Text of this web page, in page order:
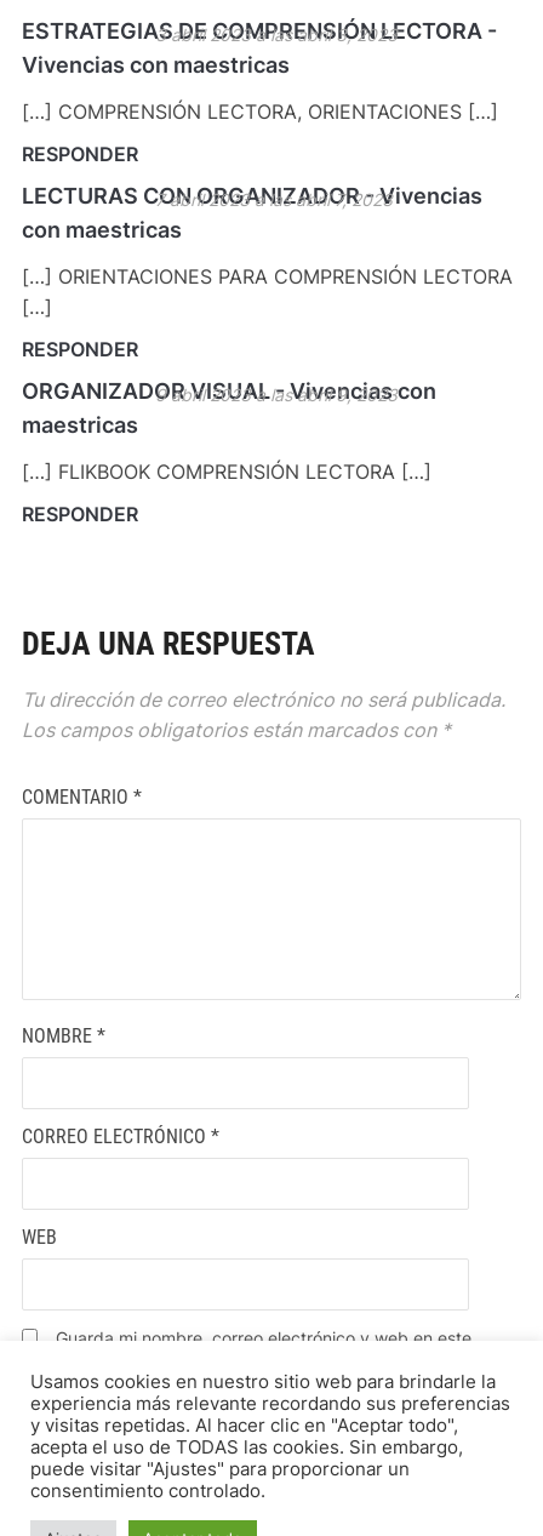
ESTRATEGIAS DE COMPRENSIÓN LECTORA -
Vivencias con maestricas
3 abril 2023 a las abril 3, 2023
[…] COMPRENSIÓN LECTORA, ORIENTACIONES […]
RESPONDER
LECTURAS CON ORGANIZADOR - Vivencias
con maestricas
7 abril 2023 a las abril 7, 2023
[…] ORIENTACIONES PARA COMPRENSIÓN LECTORA
[…]
RESPONDER
ORGANIZADOR VISUAL - Vivencias con
maestricas
9 abril 2023 a las abril 9, 2023
[…] FLIKBOOK COMPRENSIÓN LECTORA […]
RESPONDER
DEJA UNA RESPUESTA
Tu dirección de correo electrónico no será publicada.
Los campos obligatorios están marcados con *
COMENTARIO *
NOMBRE *
CORREO ELECTRÓNICO *
WEB
Guarda mi nombre, correo electrónico y web en este
Usamos cookies en nuestro sitio web para brindarle la
experiencia más relevante recordando sus preferencias
y visitas repetidas. Al hacer clic en "Aceptar todo",
acepta el uso de TODAS las cookies. Sin embargo,
puede visitar "Ajustes" para proporcionar un
consentimiento controlado.